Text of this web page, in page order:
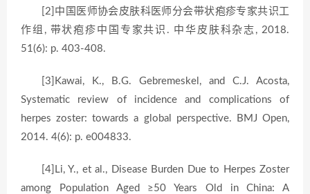
[2]中国医师协会皮肤科医师分会带状疱疹专家共识工
作组, 带状疱疹中国专家共识. 中华皮肤科杂志, 2018.
51(6): p. 403-408.
[3]Kawai, K., B.G. Gebremeskel, and C.J. Acosta,
Systematic review of incidence and complications of
herpes zoster: towards a global perspective. BMJ Open,
2014. 4(6): p. e004833.
[4]Li, Y., et al., Disease Burden Due to Herpes Zoster
among Population Aged ≥50 Years Old in China: A